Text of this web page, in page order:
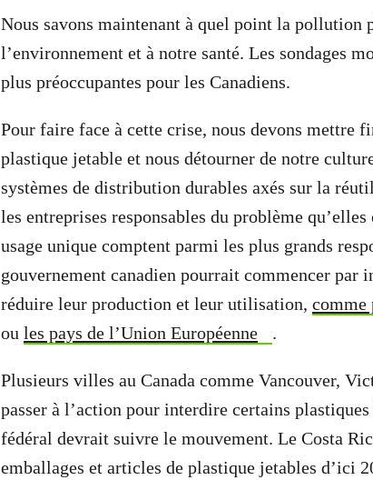
Nous savons maintenant à quel point la pollution
l’environnement et à notre santé. Les sondages
plus préoccupantes pour les Canadiens.
Pour faire face à cette crise, nous devons mettre
plastique jetable et nous détourner de notre
systèmes de distribution durables axés sur la
les entreprises responsables du problème
usage unique comptent parmi les plus grands
gouvernement canadien pourrait commencer
réduire leur production et leur utilisation, comme
ou les pays de l’Union Européenne .
Plusieurs villes au Canada comme Vancouver,
passer à l’action pour interdire certains
fédéral devrait suivre le mouvement. Le Costa
emballages et articles de plastique jetables d’ici